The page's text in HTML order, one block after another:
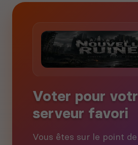
Voter pour
serveur favori
Vous êtes sur le point